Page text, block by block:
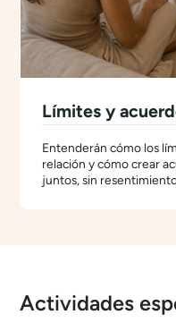
Límites y
Entenderán cómo los
relación y cómo crear
juntos, sin
Actividades